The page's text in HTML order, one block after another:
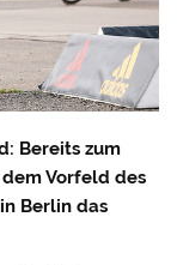
Bereits zum
Vorfeld des
Berlin das